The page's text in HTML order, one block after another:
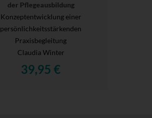
der Pflegeausbildung
Konzeptentwicklung einer
persönlichkeitsstärkenden
Praxisbegleitung
Claudia Winter
39,95 €